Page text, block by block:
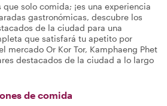
que solo comida; ¡es una experiencia
gastronómicas, descubre los
de la ciudad para una
que satisfará tu apetito por
mercado Or Kor Tor, Kamphaeng Phet
destacados de la ciudad a lo largo
de comida